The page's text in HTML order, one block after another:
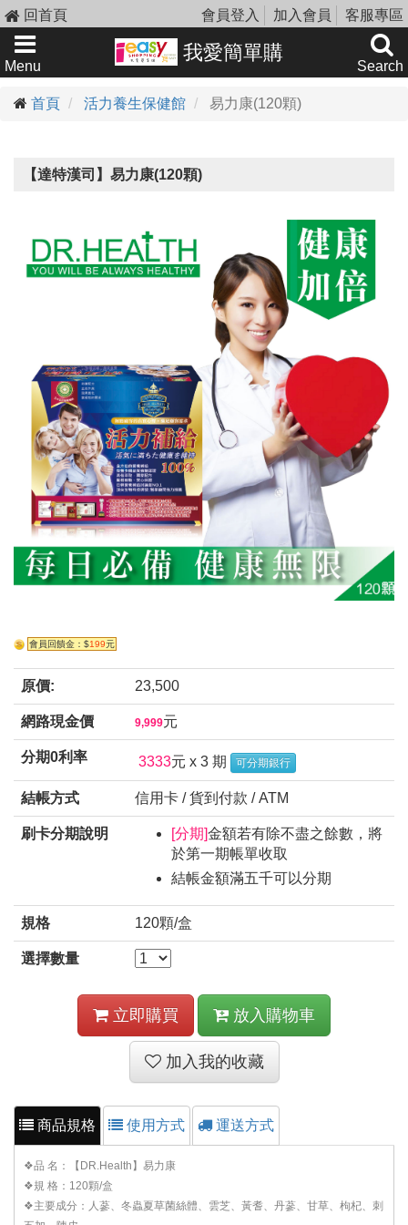
回首頁 會員登入 加入會員 客服專區
Menu
我愛簡單購
Search
首頁 活力養生保健館 易力康(120顆)
【達特漢司】易力康(120顆)
會員回饋金：$199元
原價: 23,500
網路現金價 9,999元
分期0利率 3333元 x 3 期 可分期銀行
結帳方式 信用卡 / 貨到付款 / ATM
刷卡分期說明 [分期]金額若有除不盡之餘數，將
於第一期帳單收取
結帳金額滿五千可以分期
規格 120顆/盒
選擇數量
立即購買 放入購物車
加入我的收藏
商品規格 使用方式 運送方式
❖品 名：【DR.Health】易力康
❖規 格：120顆/盒
❖主要成分：人蔘、冬蟲夏草菌絲體、雲芝、黃耆、丹蔘、甘草、枸杞、刺